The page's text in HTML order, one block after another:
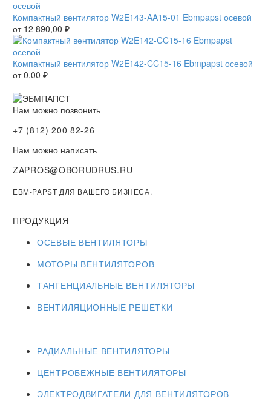
Компактный вентилятор W2E143-AA15-01 Ebmpapst осевой
от 12 890,00 ₽
Компактный вентилятор W2E142-CC15-16 Ebmpapst осевой
от0,00 ₽
Нам можно позвонить
+7 (812) 200 82-26
Нам можно написать
ZAPROS@OBORUDRUS.RU
EBM-PAPST ДЛЯ ВАШЕГО БИЗНЕСА.
ПРОДУКЦИЯ
ОСЕВЫЕ ВЕНТИЛЯТОРЫ
МОТОРЫ ВЕНТИЛЯТОРОВ
ТАНГЕНЦИАЛЬНЫЕ ВЕНТИЛЯТОРЫ
ВЕНТИЛЯЦИОННЫЕ РЕШЕТКИ
РАДИАЛЬНЫЕ ВЕНТИЛЯТОРЫ
ЦЕНТРОБЕЖНЫЕ ВЕНТИЛЯТОРЫ
ЭЛЕКТРОДВИГАТЕЛИ ДЛЯ ВЕНТИЛЯТОРОВ